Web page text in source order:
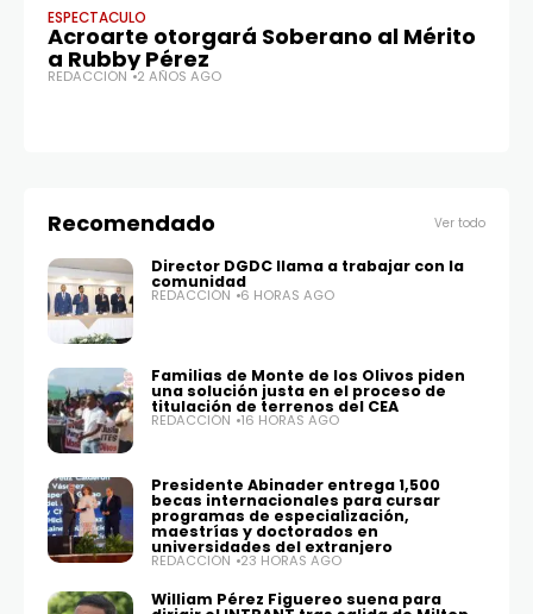
ESPECTACULO
Acroarte otorgará Soberano al Mérito
a Rubby Pérez
REDACCIÓN 2 AÑOS AGO
Recomendado Ver todo
Director DGDC llama a trabajar con la
comunidad
REDACCIÓN 6 HORAS AGO
Familias de Monte de los Olivos piden
una solución justa en el proceso de
titulación de terrenos del CEA
REDACCIÓN 16 HORAS AGO
Presidente Abinader entrega 1,500
becas internacionales para cursar
programas de especialización,
maestrías y doctorados en
universidades del extranjero
REDACCIÓN 23 HORAS AGO
William Pérez Figuereo suena para